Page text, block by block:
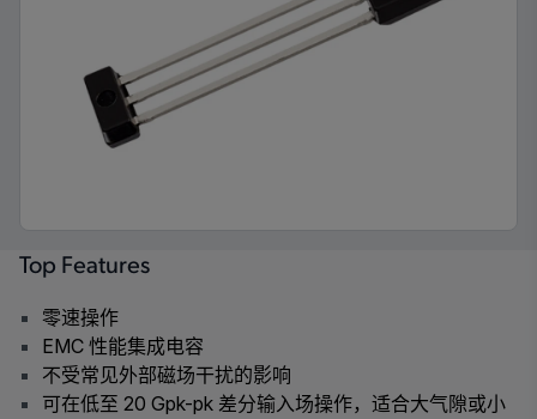
Top Features
零速操作
EMC 性能集成电容
不受常见外部磁场干扰的影响
可在低至 20 Gpk-pk 差分输入场操作，适合大气隙或小